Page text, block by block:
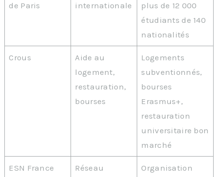
de Paris
internationale
plus de 12 000
étudiants de 140
nationalités
Crous
Aide au
logement,
restauration,
bourses
Logements
subventionnés,
bourses
Erasmus+,
restauration
universitaire bon
marché
ESN France
Réseau
Organisation